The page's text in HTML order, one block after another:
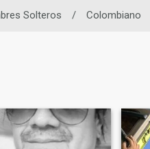
Solteros / Colombiano